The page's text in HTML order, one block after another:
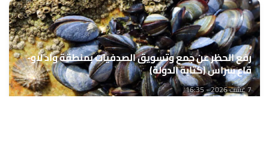
رفع الحظر عن جمع وتسويق الصدفيات بمنطقة واد لاو-
قاع سراس (كتابة الدولة)
7 غشت 2026 - 16:35